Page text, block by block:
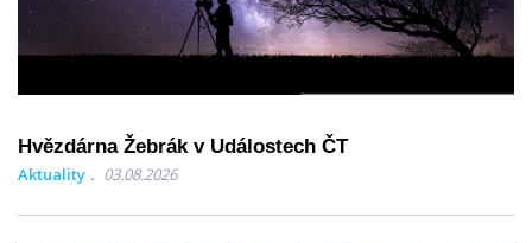
Hvězdárna Žebrák v Událostech ČT
Aktuality 03.08.2026